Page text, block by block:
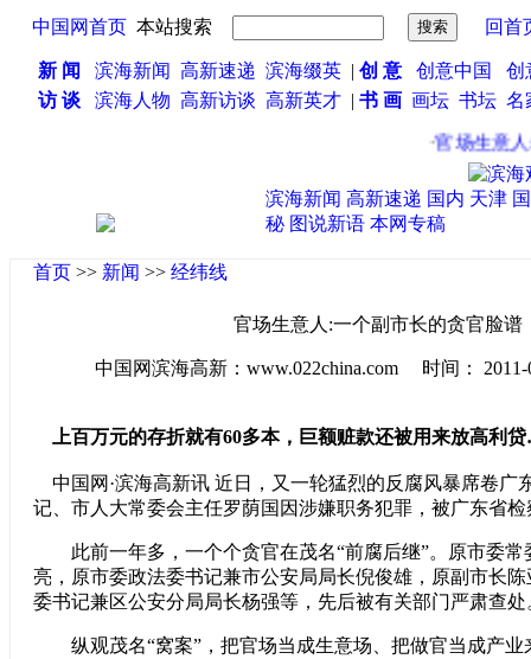
中国网首页 本站搜索 回首
新 闻 滨海新闻 高新速递 滨海缀英| 创 意 创意中国
创
访 谈
滨海人物 高新访谈 高新英才 | 书 画 画坛 书坛 名
官场生意人:
滨海新闻 高新速递 国内 天津
秘 图说新语 本网专稿
首页 >> 新闻 >> 经纬线
官场生意人:一个副市长的贪官脸谱
中国网滨海高新：www.022china.com 时间： 2011-
上百万元的存折就有60多本，巨额赃款还被用来放高利
中国网·滨海高新讯 近日，又一轮猛烈的反腐风暴席卷广
记、市人大常委会主任罗荫国因涉嫌职务犯罪，被广东省
此前一年多，一个个贪官在茂名“前腐后继”。原市委常
亮，原市委政法委书记兼市公安局局长倪俊雄，原副市长
委书记兼区公安分局局长杨强等，先后被有关部门严肃查处
纵观茂名“窝案”，把官场当成生意场、把做官当成产业